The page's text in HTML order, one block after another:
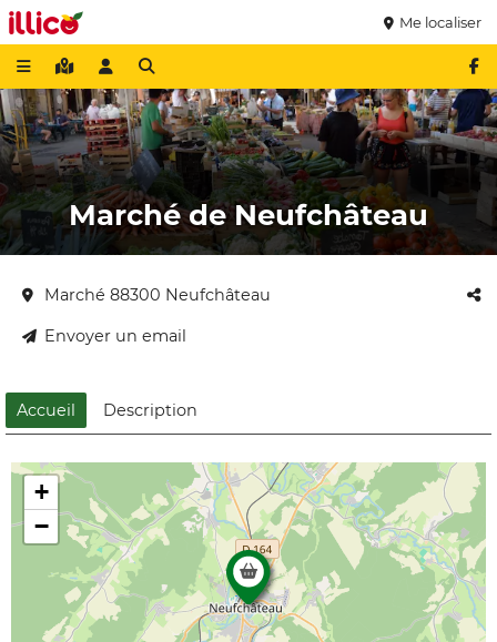
Me localiser
Marché de Neufchâteau
Marché 88300 Neufchâteau
Envoyer un email
Accueil Description
+
−